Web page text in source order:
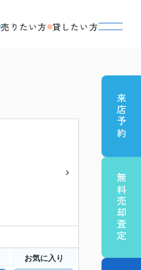
売りたい方 貸したい方
来店予約
無料売却査定
お気に入り